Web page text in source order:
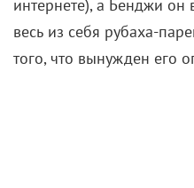
интернете), а Бенджи он
весь из себя рубаха-
того, что вынужден его